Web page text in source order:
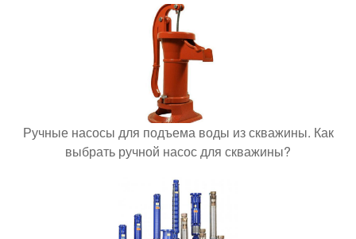
Ручные насосы для подъема воды из скважины. Как
выбрать ручной насос для скважины?